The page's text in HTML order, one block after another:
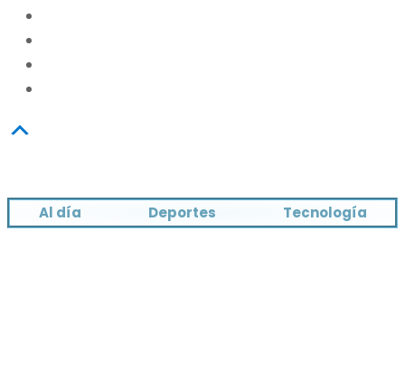
Al día Deportes Tecnología